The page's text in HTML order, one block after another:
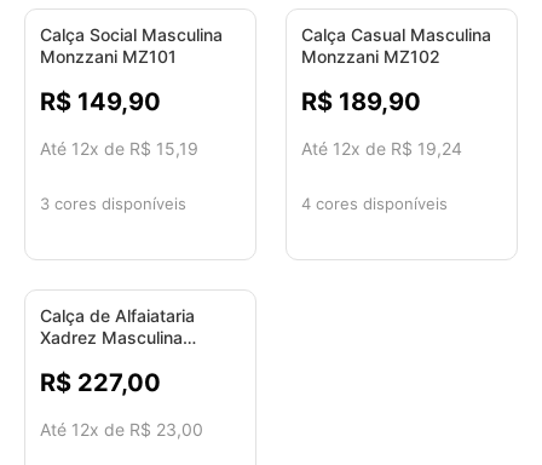
Calça Social Masculina
Monzzani MZ101
R$ 149,90
Até 12x de R$ 15,19
3 cores disponíveis
Calça Casual Masculina
Monzzani MZ102
R$ 189,90
Até 12x de R$ 19,24
4 cores disponíveis
Calça de Alfaiataria
Xadrez Masculina
R$ 227,00
Até 12x de R$ 23,00